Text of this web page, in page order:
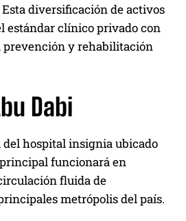
diversificación de activos
estándar clínico privado con
prevención y rehabilitación
Dabi
hospital insignia ubicado
funcionará en
fluida de
metrópolis del país.